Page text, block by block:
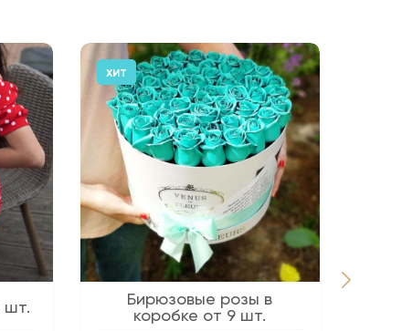
шт.
ХИТ
Бирюзовые розы в
коробке от 9 шт.